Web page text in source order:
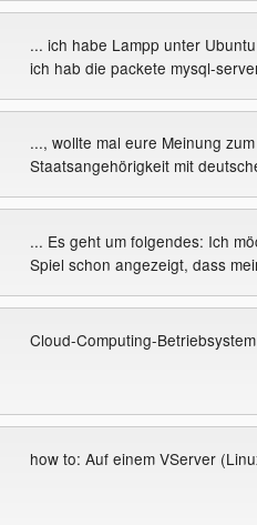
... ich habe Lampp unter
ich hab die packete mysql-
..., wollte mal eure Meinung
Staatsangehörigkeit mit
... Es geht um folgendes: Ich
Spiel schon angezeigt, dass
Cloud-Computing-
how to: Auf einem VServer